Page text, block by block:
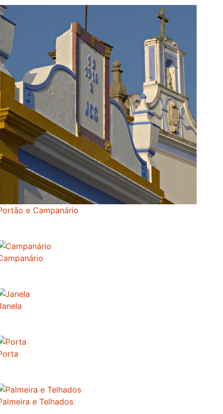
e Campanário
e Telhados